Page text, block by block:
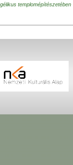
templomépítészetében